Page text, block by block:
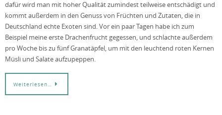
dafür wird man mit hoher Qualität zumindest teilweise entschädigt und
kommt außerdem in den Genuss von Früchten und Zutaten, die in
Deutschland echte Exoten sind. Vor ein paar Tagen habe ich zum
Beispiel meine erste Drachenfrucht gegessen, und schlachte außerdem
pro Woche bis zu fünf Granatäpfel, um mit den leuchtend roten Kernen
Müsli und Salate aufzupeppen.
Weiterlesen…